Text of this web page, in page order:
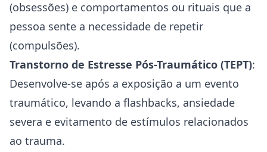
(obsessões) e comportamentos ou rituais que a
pessoa sente a necessidade de repetir
(compulsões).
Transtorno de Estresse Pós-Traumático (TEPT):
Desenvolve-se após a exposição a um evento
traumático, levando a flashbacks, ansiedade
severa e evitamento de estímulos relacionados
ao trauma.